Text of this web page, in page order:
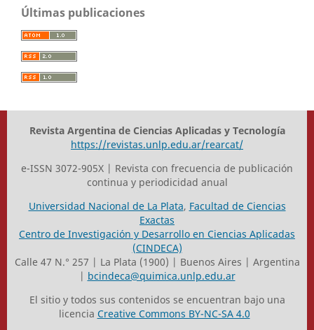
Últimas publicaciones
Revista Argentina de Ciencias Aplicadas y Tecnología
https://revistas.unlp.edu.ar/rearcat/
e-ISSN 3072-905X | Revista con frecuencia de publicación
continua y periodicidad anual
Universidad Nacional de La Plata, Facultad de Ciencias
Exactas
Centro de Investigación y Desarrollo en Ciencias Aplicadas
(CINDECA)
Calle 47 N.° 257 | La Plata (1900) | Buenos Aires | Argentina
| bcindeca@quimica.unlp.edu.ar
El sitio y todos sus contenidos se encuentran bajo una
licencia Creative Commons BY-NC-SA 4.0